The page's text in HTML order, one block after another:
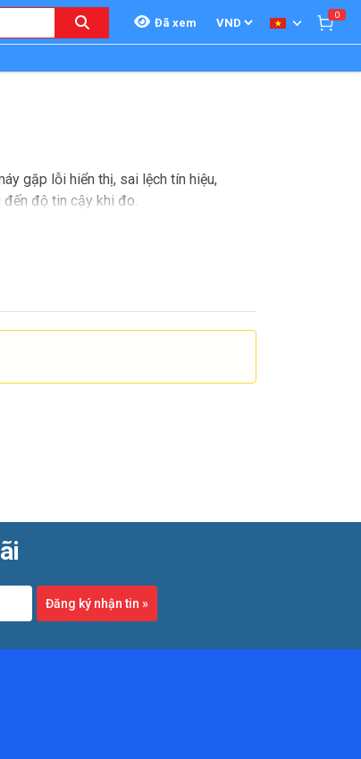
Đã xem
0
gặp lỗi hiển thị, sai lệch tín hiệu,
đến độ tin cậy khi đo.
và giao diện điều khiển trong một
khả năng vận hành cần được thực
Đăng ký nhận tin »